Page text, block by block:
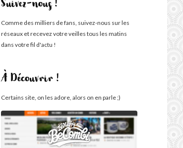
Suivez-nous !
Comme des milliers de fans, suivez-nous sur les
réseaux et recevez votre veilles tous les matins
dans votre fil d'actu !
À Découvrir !
Certains site, on les adore, alors on en parle ;)